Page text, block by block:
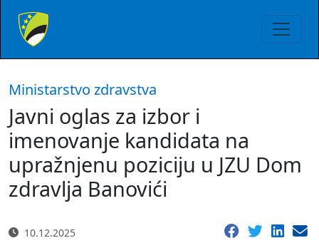
Ministarstvo zdravstva
Javni oglas za izbor i
imenovanje kandidata na
upražnjenu poziciju u JZU Dom
zdravlja Banovići
10.12.2025